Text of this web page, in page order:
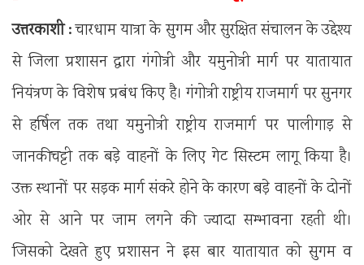
उत्तरकाशी :चारधाम यात्रा के सुगम और सुरक्षित संचालन के उद्देश्य
से जिला प्रशासन द्वारा गंगोत्री और यमुनोत्री मार्ग पर यातायात
नियंत्रण के विशेष प्रबंध किए है। गंगोत्री राष्ट्रीय राजमार्ग पर सुनगर
से हर्षिल तक तथा यमुनोत्री राष्ट्रीय राजमार्ग पर पालीगाड़ से
जानकीचट्टी तक बड़े वाहनों के लिए गेट सिस्टम लागू किया है।
उक्त स्थानों पर सड़क मार्ग संकरे होने के कारण बड़े वाहनों के दोनों
ओर से आने पर जाम लगने की ज्यादा सम्भावना रहती थी।
जिसको देखते हुए प्रशासन ने इस बार यातायात को सुगम व